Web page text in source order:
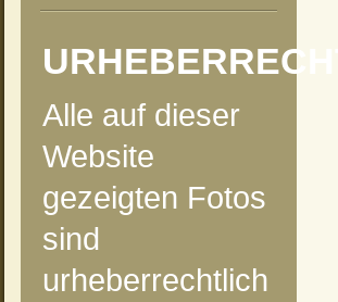
URHEBERRECHT
Alle auf dieser
Website
gezeigten Fotos
sind
urheberrechtlich